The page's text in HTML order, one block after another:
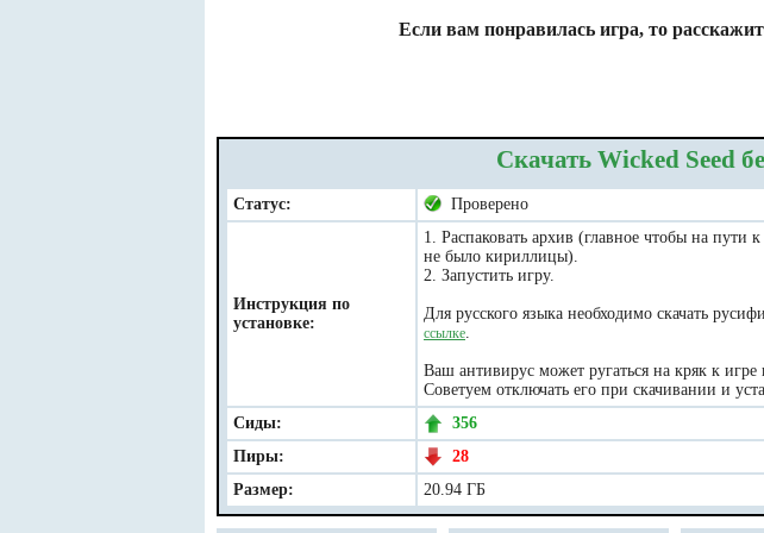
Если вам понравилась игра, то
Скачать Wicked Seed
Статус: Проверено
Инструкция по
установке:
1. Распаковать архив (главное чтобы на пути
не было кириллицы).
2. Запустить игру.
Для русского языка необходимо скачать
ссылке.
Ваш антивирус может ругаться на кряк к
Советуем отключать его при скачивании и
Сиды:
356
Пиры:
28
Размер:
20.94 ГБ